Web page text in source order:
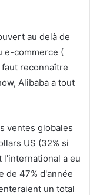
au delà de
e-commerce (
reconnaître
Alibaba a tout
ventes globales
US (32% si
l'international a eu
de 47% d'année
un total